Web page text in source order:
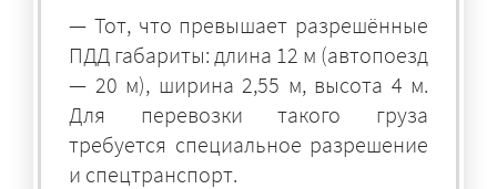
— Тот, что превышает разрешённые
ПДД габариты: длина 12 м (автопоезд
— 20 м), ширина 2,55 м, высота 4 м.
Для перевозки такого груза
требуется специальное разрешение
и спецтранспорт.